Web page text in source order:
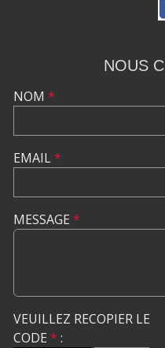
NOUS
NOM *
EMAIL*
MESSAGE *
VEUILLEZ RECOPIER LE
CODE * :